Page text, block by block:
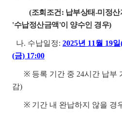
(조회조건: 납부상태-미정산
'수납정산금액'이 양수인 경우)
나. 수납일정: 2025년 11월 19
(금) 17:00
※ 등록 기간 중 24시간 납부
감)
※ 기간 내 완납하지 않을 경